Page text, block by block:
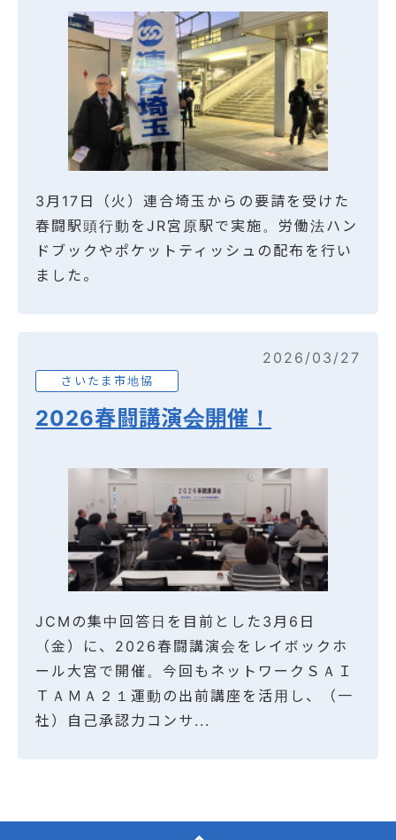
3月17日（火）連合埼玉からの要請を受けた
春闘駅頭行動をJR宮原駅で実施。労働法ハン
ドブックやポケットティッシュの配布を行い
ました。
2026/03/27
さいたま市地協
2026春闘講演会開催！
JCMの集中回答日を目前とした3月6日
（金）に、2026春闘講演会をレイボックホ
ール大宮で開催。今回もネットワークＳＡＩ
ＴＡＭＡ２１運動の出前講座を活用し、（一
社）自己承認力コンサ...